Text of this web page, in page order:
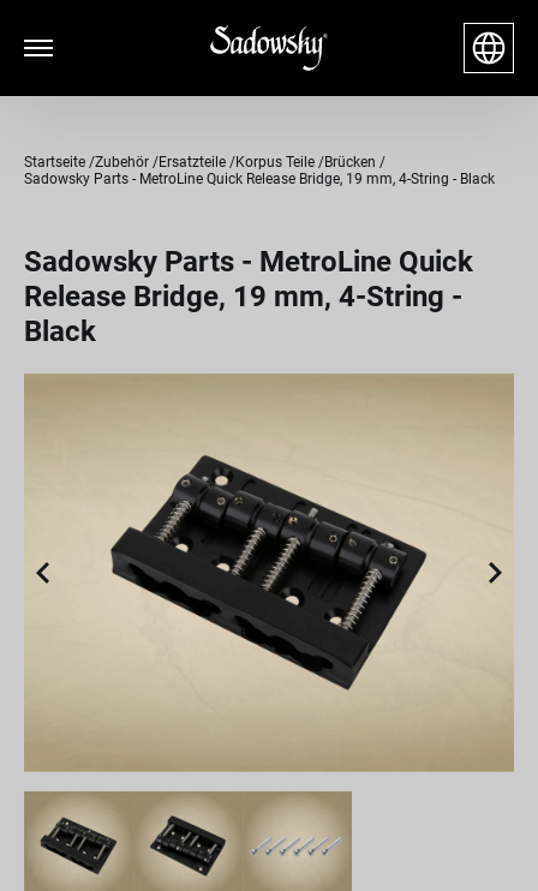
Startseite Zubehör Ersatzteile Korpus Teile
Brücken
Sadowsky Parts - MetroLine Quick Release Bridge, 19 mm, 4-String - Black
Sadowsky Parts - MetroLine Quick
Release Bridge, 19 mm, 4-String -
Black